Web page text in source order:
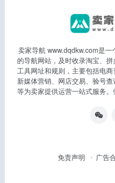
卖家导航 www.dqdkw.com是
的导航网站，及时收录淘宝、
工具网址和规则，主要包括电商
新媒体营销、网店交易、验号
等为卖家提供运营一站式服务
免责声明 广告